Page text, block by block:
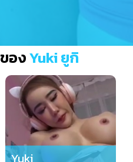
องYuki ยูกิ
Yuki